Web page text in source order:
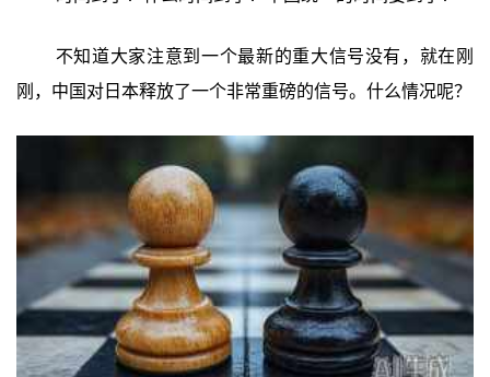
不知道大家注意到一个最新的重大信号没有，就在刚
刚，中国对日本释放了一个非常重磅的信号。什么情况呢？